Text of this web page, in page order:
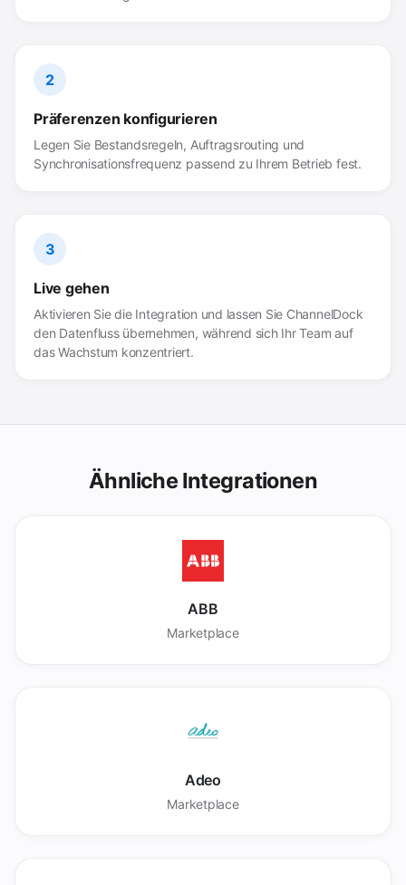
2
Präferenzen konfigurieren
Legen Sie Bestandsregeln, Auftragsrouting und
Synchronisationsfrequenz passend zu Ihrem Betrieb fest.
3
Live gehen
Aktivieren Sie die Integration und lassen Sie ChannelDock
den Datenfluss übernehmen, während sich Ihr Team auf
das Wachstum konzentriert.
Ähnliche Integrationen
ABB
Marketplace
Adeo
Marketplace